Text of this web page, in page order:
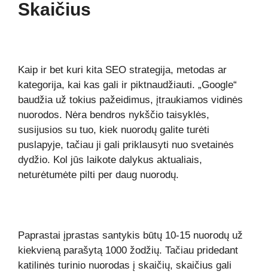
Skaičius
Kaip ir bet kuri kita SEO strategija, metodas ar
kategorija, kai kas gali ir piktnaudžiauti. „Google“
baudžia už tokius pažeidimus, įtraukiamos vidinės
nuorodos. Nėra bendros nykščio taisyklės,
susijusios su tuo, kiek nuorodų galite turėti
puslapyje, tačiau ji gali priklausyti nuo svetainės
dydžio. Kol jūs laikote dalykus aktualiais,
neturėtumėte pilti per daug nuorodų.
Paprastai įprastas santykis būtų 10-15 nuorodų už
kiekvieną parašytą 1000 žodžių. Tačiau pridedant
katilinės turinio nuorodas į skaičių, skaičius gali